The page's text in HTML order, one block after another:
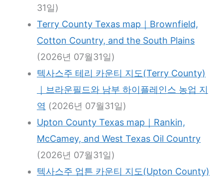
31일)
Terry County Texas map｜Brownfield,
Cotton Country, and the South Plains
(2026년 07월31일)
텍사스주 테리 카운티 지도(Terry County)
｜브라운필드와 남부 하이플레인스 농업 지
역 (2026년 07월31일)
Upton County Texas map｜Rankin,
McCamey, and West Texas Oil Country
(2026년 07월31일)
텍사스주 업튼 카운티 지도(Upton County)